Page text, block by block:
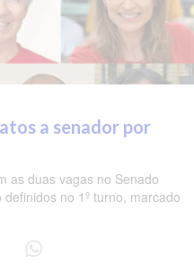
a senador por
as duas vagas no Senado
no 1º turno, marcado